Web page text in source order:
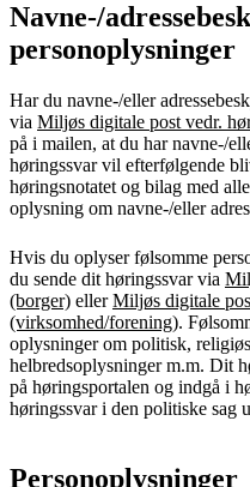
Navne-/
personoplysninger
Har du navne-/eller
via Miljøs digitale post vedr.
på i mailen, at du har navne-/
høringssvar vil efterfølgende
høringsnotatet og bilag med
oplysning om navne-/eller
Hvis du oplyser følsomme
du sende dit høringssvar via
(borger) ellerMiljøs digitale
(virksomhed/forening).
oplysninger om politisk,
helbredsoplysninger m.m. Dit
på høringsportalen og indgå i
høringssvar i den politiske sag
Personoplysninger